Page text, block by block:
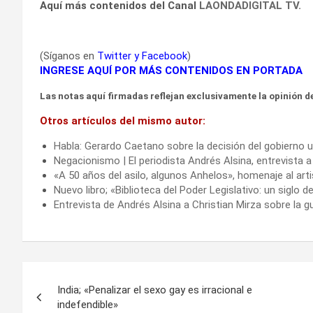
Aquí más contenidos del Canal LAONDADIGITAL TV.
(Síganos en Twitter yFacebook)
INGRESE AQUÍ POR MÁS CONTENIDOS EN PORTADA
Las notas aquí firmadas reflejan exclusivamente la opinión
Otros artículos del mismo autor:
Habla: Gerardo Caetano sobre la decisión del gobierno
Negacionismo | El periodista Andrés Alsina, entrevista
«A 50 años del asilo, algunos Anhelos», homenaje al
Nuevo libro; «Biblioteca del Poder Legislativo: un siglo
Entrevista de Andrés Alsina a Christian Mirza sobre la
de
India; «Penalizar el sexo gay es irracional e
indefendible»